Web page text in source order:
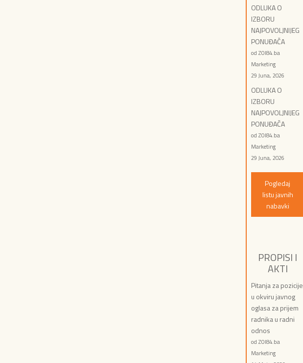
ODLUKA O
IZBORU
NAJPOVOLJNIJEG
PONUĐAČA
od ZOI84.ba
Marketing
29 Juna, 2026
ODLUKA O
IZBORU
NAJPOVOLJNIJEG
PONUĐAČA
od ZOI84.ba
Marketing
29 Juna, 2026
Pogledaj
listu javnih
nabavki
PROPISI I
AKTI
Pitanja za pozicije
u okviru javnog
oglasa za prijem
radnika u radni
odnos
od ZOI84.ba
Marketing